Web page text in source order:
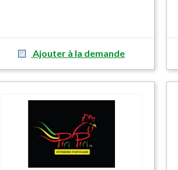
Ajouter à la demande